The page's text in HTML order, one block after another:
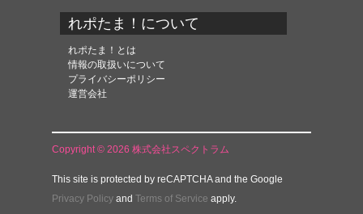
れポたま！について
れポたま！とは
情報の取扱いについて
プライバシーポリシー
運営会社
Copyright © 2026 株式会社スペクトラム
This site is protected by reCAPTCHA and the Google
Privacy Policy and Terms of Service apply.